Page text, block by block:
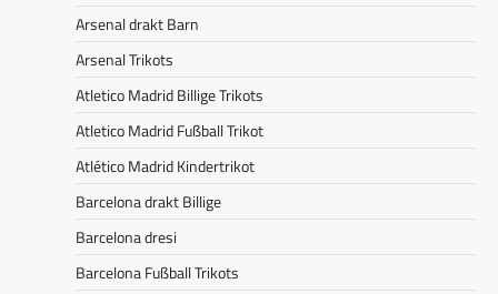
Arsenal drakt Barn
Arsenal Trikots
Atletico Madrid Billige Trikots
Atletico Madrid Fußball Trikot
Atlético Madrid Kindertrikot
Barcelona drakt Billige
Barcelona dresi
Barcelona Fußball Trikots